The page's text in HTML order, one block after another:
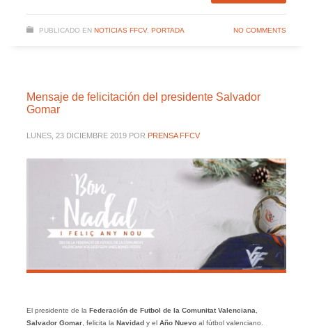
PUBLICADO EN NOTICIAS FFCV, PORTADA NO COMMENTS
Mensaje de felicitación del presidente Salvador
Gomar
LUNES, 23 DICIEMBRE 2019 POR PRENSA FFCV
El presidente de la Federación de Futbol de la Comunitat Valenciana
Salvador Gomar, felicita la Navidady el Año Nuevoal fútbol valenciano.